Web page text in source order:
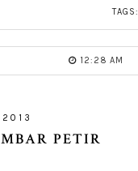
TAGS:
12:28 AM
2013
PETIR